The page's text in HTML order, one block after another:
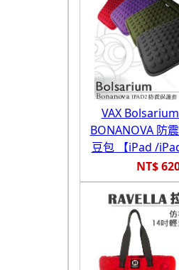
VAX
BONANOVA 防
豆包 【iPad /
NT$